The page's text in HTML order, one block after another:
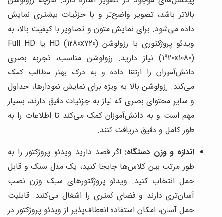
بالاتر باشد، تصویر واضح‌تر و با جزئیات بیشتری نمایش
داده می‌شود. برای نمایش متون و تصاویر با کیفیت بالا، به
ویدئو پروژکتوری با رزولوشن HD (1280x720) یا Full HD
(1920x1080) نیاز دارید. رزولوشن مناسب، تجربه بصری
دانش‌آموزان را ارتقا داده و به درک بهتر مطالب کمک
می‌کند. رزولوشن بالا به ویژه برای نمایش نمودارها، جداول
و سایر محتوای بصری که نیاز به جزئیات دقیق دارند، بسیار
مهم است و به دانش‌آموزان کمک می‌کند تا اطلاعات را به
طور کامل و دقیق دریافت کنند.
اندازه و وزن دستگاه: اگر قصد دارید ویدئو پروژکتور را به
طور مرتب بین کلاس‌ها جابجا کنید، یک مدل سبک و قابل
حمل انتخاب کنید. ویدئو پروژکتورهای سبک وزن نصب
آسان‌تری دارند و فضای کمتری را اشغال می‌کنند. قابلیت
حمل آسان، امکان استفاده انعطاف‌پذیر از ویدئو پروژکتور در